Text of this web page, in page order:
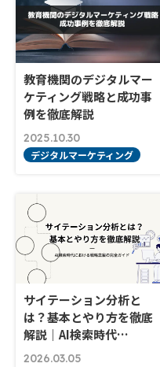
教育機関のデジタルマー
ケティング戦略と成功事
例を徹底解説
2025.10.30
デジタルマーケティング
サイテーション分析と
は？基本とやり方を徹底
解説｜AI検索時代…
2026.03.05